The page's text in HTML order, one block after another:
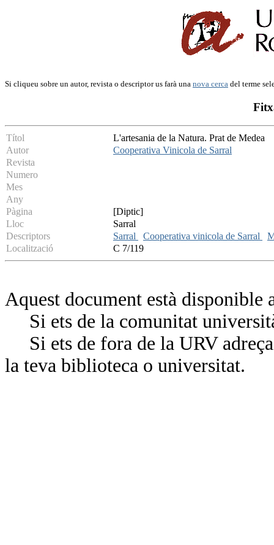
Si cliqueu sobre un autor, revista o descriptor us farà una nova cerca del terme
Títol
L'artesania de la Natura. Prat de Medea
Autor
Cooperativa Vinicola de Sarral
Revista
Numero
Mes
Any
Pàgina
[Diptic]
Lloc
Sarral
Descriptors
Sarral Cooperativa vinicola de Sarral
Localització
C 7/119
Aquest document està
Si ets de la comunitat
Si ets de fora de la URV
la teva biblioteca o universitat.